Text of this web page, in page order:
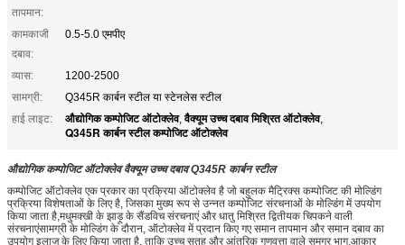
तापमान:
कामकाजी
दबाव:
0.5-5.0 एमपीए
व्यास:
1200-2500
सामग्री:
Q345R कार्बन स्टील या स्टेनलेस स्टील
हाई लाइट:
औद्योगिक कम्पोजिट ऑटोक्लेव,वैक्यूम उच्च दबाव मिश्रित ऑटोक्लेव,
Q345R कार्बन स्टील कम्पोजिट ऑटोक्लेव
औद्योगिक कम्पोजिट ऑटोक्लेव वैक्यूम उच्च दबाव Q345R कार्बन स्टील
कम्पोजिट ऑटोक्लेव एक प्रकार का प्रक्रिया ऑटोक्लेव है जो बहुलक मैट्रिक्स कम्पोजिट की मोल्डिंग
प्रक्रिया विशेषताओं के लिए है, जिसका मुख्य रूप से उन्नत कम्पोजिट संरचनाओं के मोल्डिंग में उपयोग
किया जाता है,मधुमक्खी के झाड़ू के सैंडविच संरचनाएं और धातु मिश्रित द्वितीयक चिपकने वाली
संरचनाएंसामग्री के मोल्डिंग के दौरान, ऑटोक्लेव में प्रदान किए गए समान तापमान और समान दबाव का
उपयोग इलाज के लिए किया जाता है, ताकि उच्च सतह और आंतरिक गुणवत्ता वाले समग्र भाग,आकार